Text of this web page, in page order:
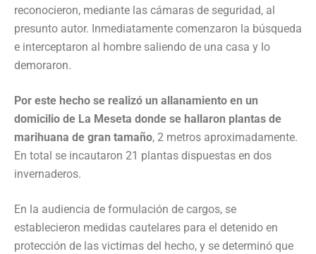
reconocieron, mediante las cámaras de seguridad, al
presunto autor. Inmediatamente comenzaron la búsqueda
e interceptaron al hombre saliendo de una casa y lo
demoraron.
Por este hecho se realizó un allanamiento en un
domicilio de La Meseta donde se hallaron plantas de
marihuana de gran tamaño, 2 metros aproximadamente.
En total se incautaron 21 plantas dispuestas en dos
invernaderos.
En la audiencia de formulación de cargos, se
establecieron medidas cautelares para el detenido en
protección de las victimas del hecho, y se determinó que